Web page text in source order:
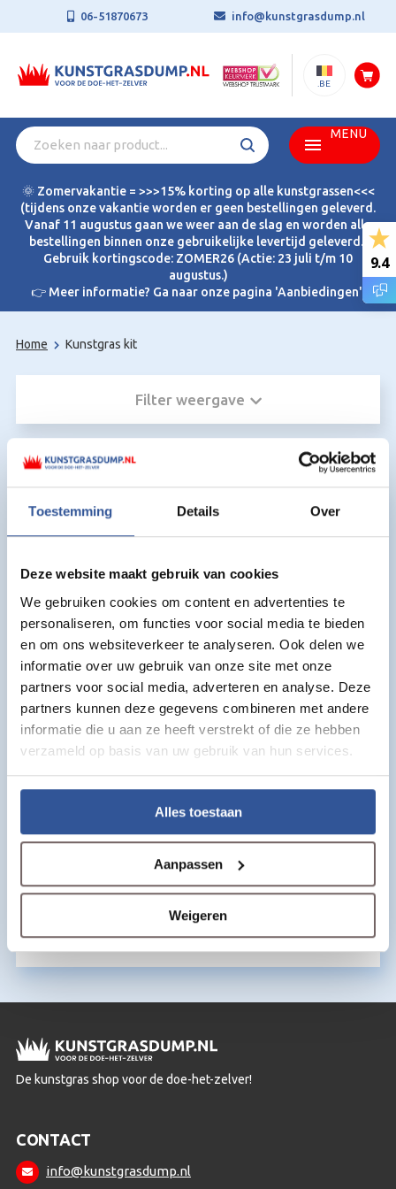
Toestemming Details Over
Deze website maakt gebruik van cookies
We gebruiken cookies om content en advertenties te
personaliseren, om functies voor social media te bieden
en om ons websiteverkeer te analyseren. Ook delen we
informatie over uw gebruik van onze site met onze
partners voor social media, adverteren en analyse. Deze
partners kunnen deze gegevens combineren met andere
informatie die u aan ze heeft verstrekt of die ze hebben
verzameld op basis van uw gebruik van hun services.
Alles toestaan
Aanpassen
Weigeren
06-51870673 info@kunstgrasdump.nl
.BE
MENU
🌞 Zomervakantie = >>>15% korting op alle kunstgrassen<<<
(tijdens onze vakantie worden er geen bestellingen geleverd.
Vanaf 11 augustus gaan we weer aan de slag en worden alle
bestellingen binnen onze gebruikelijke levertijd geleverd.)
Gebruik kortingscode: ZOMER26 (Actie: 23 juli t/m 10
augustus.)
👉 Meer informatie? Ga naar onze pagina 'Aanbiedingen'.
Home Kunstgras kit
Filter weergave
Kunstgras voor Kunstgras kit:
De kunstgras shop voor de doe-het-zelver!
CONTACT
info@kunstgrasdump.nl
9.4